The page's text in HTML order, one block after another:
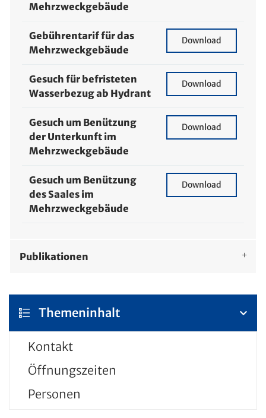
Mehrzweckgebäude
Gebührentarif für das
Mehrzweckgebäude
Gebührentarif für
Download
Gesuch für befristeten
Wasserbezug ab Hydrant
Gesuch für
Download
Gesuch um Benützung
der Unterkunft im
Mehrzweckgebäude
Gesuch um
Download
Gesuch um Benützung
des Saales im
Mehrzweckgebäude
Gesuch um
Download
Publikationen
Themeninhalt
Kontakt
Öffnungszeiten
Personen